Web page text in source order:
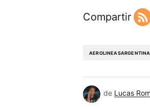
Compartir
de Lucas